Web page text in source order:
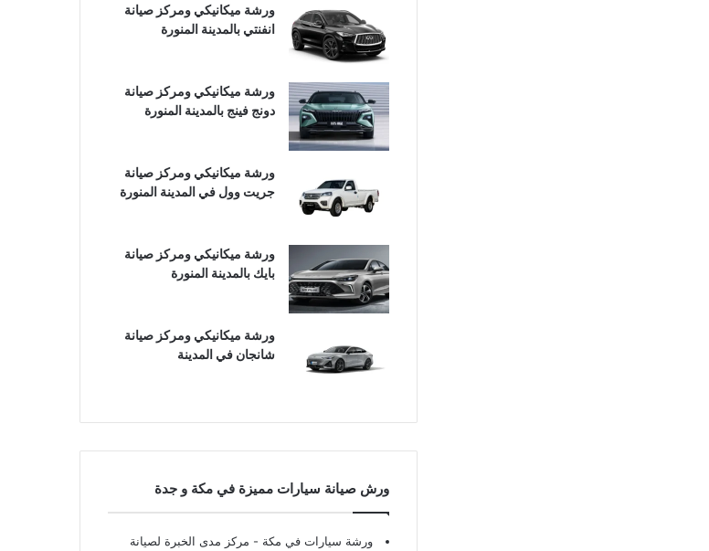
ورشة ميكانيكي ومركز صيانة
انفنتي بالمدينة المنورة
ورشة ميكانيكي ومركز صيانة
دونج فينج بالمدينة المنورة
ورشة ميكانيكي ومركز صيانة
جريت وول في المدينة المنورة
ورشة ميكانيكي ومركز صيانة
بايك بالمدينة المنورة
ورشة ميكانيكي ومركز صيانة
شانجان في المدينة
ورش صيانة سيارات مميزة في مكة و جدة
ورشة سيارات في مكة - مركز مدى الخبرة لصيانة